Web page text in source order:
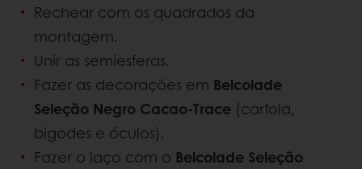
Rechear com os quadrados da
montagem.
Unir as semiesferas.
Fazer as decorações em Belcolade
Seleção Negro Cacao-Trace (cartola,
bigodes e óculos).
Fazer o laço com o Belcolade Seleção